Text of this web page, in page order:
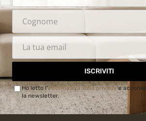
ISCRIVITI
Ho letto l'Informativa sulla privacye
la newsletter.